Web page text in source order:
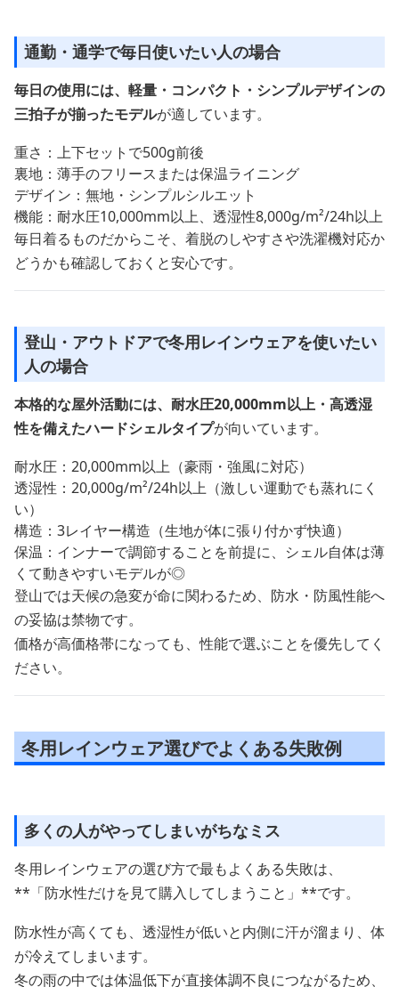
通勤・通学で毎日使いたい人の場合
毎日の使用には、軽量・コンパクト・シンプルデザインの
三拍子が揃ったモデルが適しています。
重さ：上下セットで500g前後
裏地：薄手のフリースまたは保温ライニング
デザイン：無地・シンプルシルエット
機能：耐水圧10,000mm以上、透湿性8,000g/m²/24h以上
毎日着るものだからこそ、着脱のしやすさや洗濯機対応か
どうかも確認しておくと安心です。
登山・アウトドアで冬用レインウェアを使いたい
人の場合
本格的な屋外活動には、耐水圧20,000mm以上・高透湿
性を備えたハードシェルタイプが向いています。
耐水圧：20,000mm以上（豪雨・強風に対応）
透湿性：20,000g/m²/24h以上（激しい運動でも蒸れにく
い）
構造：3レイヤー構造（生地が体に張り付かず快適）
保温：インナーで調節することを前提に、シェル自体は薄
くて動きやすいモデルが◎
登山では天候の急変が命に関わるため、防水・防風性能へ
の妥協は禁物です。
価格が高価格帯になっても、性能で選ぶことを優先してく
ださい。
冬用レインウェア選びでよくある失敗例
多くの人がやってしまいがちなミス
冬用レインウェアの選び方で最もよくある失敗は、
**「防水性だけを見て購入してしまうこと」**です。
防水性が高くても、透湿性が低いと内側に汗が溜まり、体
が冷えてしまいます。
冬の雨の中では体温低下が直接体調不良につながるため、